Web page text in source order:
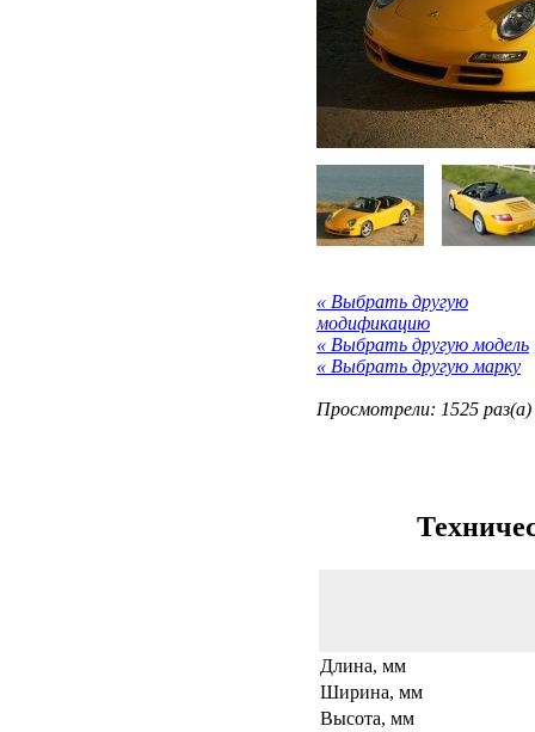
« Выбрать другую
модификацию
« Выбрать другую модель
« Выбрать другую марку
Просмотрели: 1525 раз(а)
Длина, мм
Ширина, мм
Высота, мм